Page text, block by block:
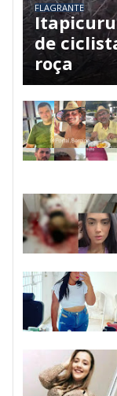
FLAGRANTE
de
roça